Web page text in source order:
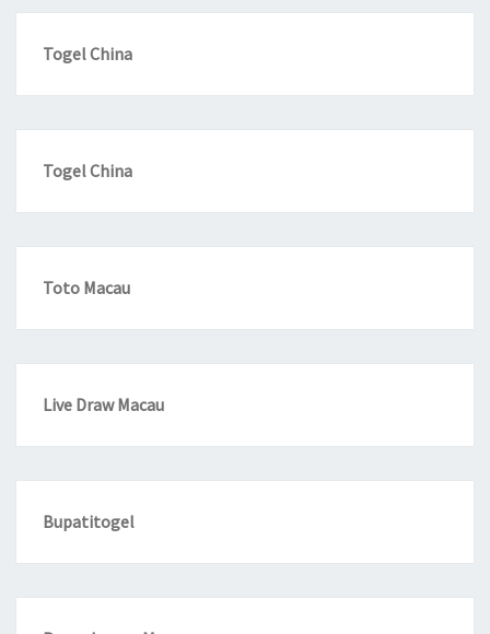
Togel China
Togel China
Toto Macau
Live Draw Macau
Bupatitogel